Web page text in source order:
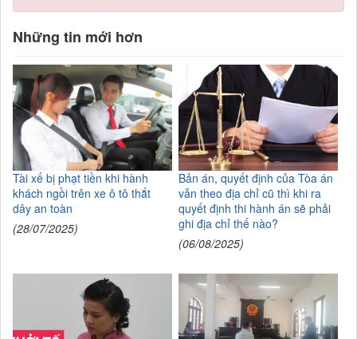
Những tin mới hơn
Tài xế bị phạt tiền khi hành
khách ngồi trên xe ô tô thắt
dây an toàn
(28/07/2025)
Bản án, quyết định của Tòa án
vẫn theo địa chỉ cũ thì khi ra
quyết định thi hành án sẽ phải
ghi địa chỉ thế nào?
(06/08/2025)